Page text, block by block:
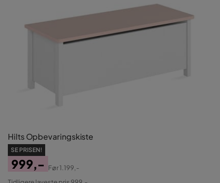
Hilts Opbevaringskiste
SE PRISEN!
Pris
999,-
Original
Før1.199,-